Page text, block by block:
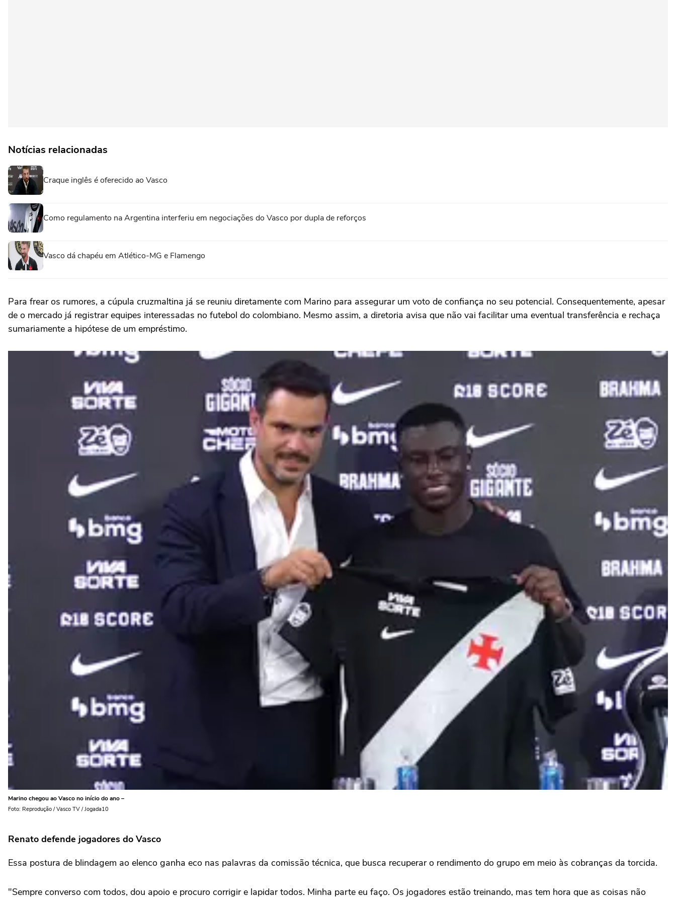
Notícias relacionadas
Craque inglês é oferecido ao Vasco
Como regulamento na Argentina interferiu em negociações do Vasco por dupla de reforços
Vasco dá chapéu em Atlético-MG e Flamengo
Para frear os rumores, a cúpula cruzmaltina já se reuniu diretamente com Marino para assegurar um voto de confiança no seu potencial. Consequentemente, apesar
de o mercado já registrar equipes interessadas no futebol do colombiano. Mesmo assim, a diretoria avisa que não vai facilitar uma eventual transferência e rechaça
sumariamente a hipótese de um empréstimo.
Marino chegou ao Vasco no início do ano –
Foto: Reprodução / Vasco TV / Jogada10
Renato defende jogadores do Vasco
Essa postura de blindagem ao elenco ganha eco nas palavras da comissão técnica, que busca recuperar o rendimento do grupo em meio às cobranças da torcida.
"Sempre converso com todos, dou apoio e procuro corrigir e lapidar todos. Minha parte eu faço. Os jogadores estão treinando, mas tem hora que as coisas não